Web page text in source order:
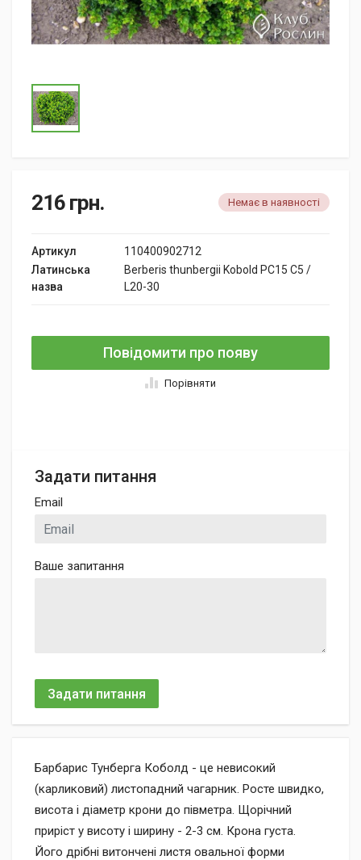
216 грн. Немає в наявності
Артикул
110400902712
Латинська
назва
Berberis thunbergii Kobold PC15 C5 /
L20-30
Повідомити про появу
Порівняти
Задати питання
Email
Ваше запитання
Задати питання
Барбарис Тунберга Коболд - це невисокий
(карликовий) листопадний чагарник. Росте швидко,
висота і діаметр крони до півметра. Щорічний
приріст у висоту і ширину - 2-3 см. Крона густа.
Його дрібні витончені листя овальної форми